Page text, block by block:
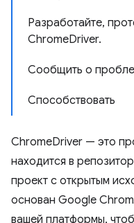
Разработайте,
ChromeDriver.
Сообщить о
Способствовать
ChromeDriver — это
находится в
проект с открытым
основан Google
вашей платформы,